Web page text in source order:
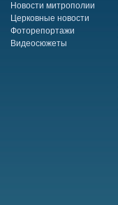
Новости митрополии
Церковные новости
Фоторепортажи
Видеосюжеты